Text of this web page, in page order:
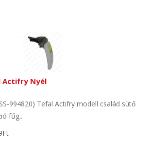
Actifry Nyél
994820) Tefal Actifry modell család sütő
fűg..